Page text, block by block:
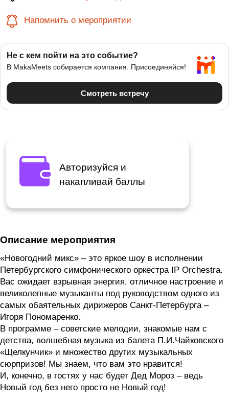
Напомнить о мероприятии
Авторизуйся и
накапливай баллы
Описание мероприятия
«Новогодний микс» – это яркое шоу в исполнении
Петербургского симфонического оркестра IP Orchestra.
Вас ожидает взрывная энергия, отличное настроение и
великолепные музыканты под руководством одного из
самых обаятельных дирижеров Санкт-Петербурга –
Игоря Пономаренко.
В программе – советские мелодии, знакомые нам с
детства, волшебная музыка из балета П.И.Чайковского
«Щелкунчик» и множество других музыкальных
сюрпризов! Мы знаем, что вам это нравится!
И, конечно, в гостях у нас будет Дед Мороз – ведь
Новый год без него просто не Новый год!